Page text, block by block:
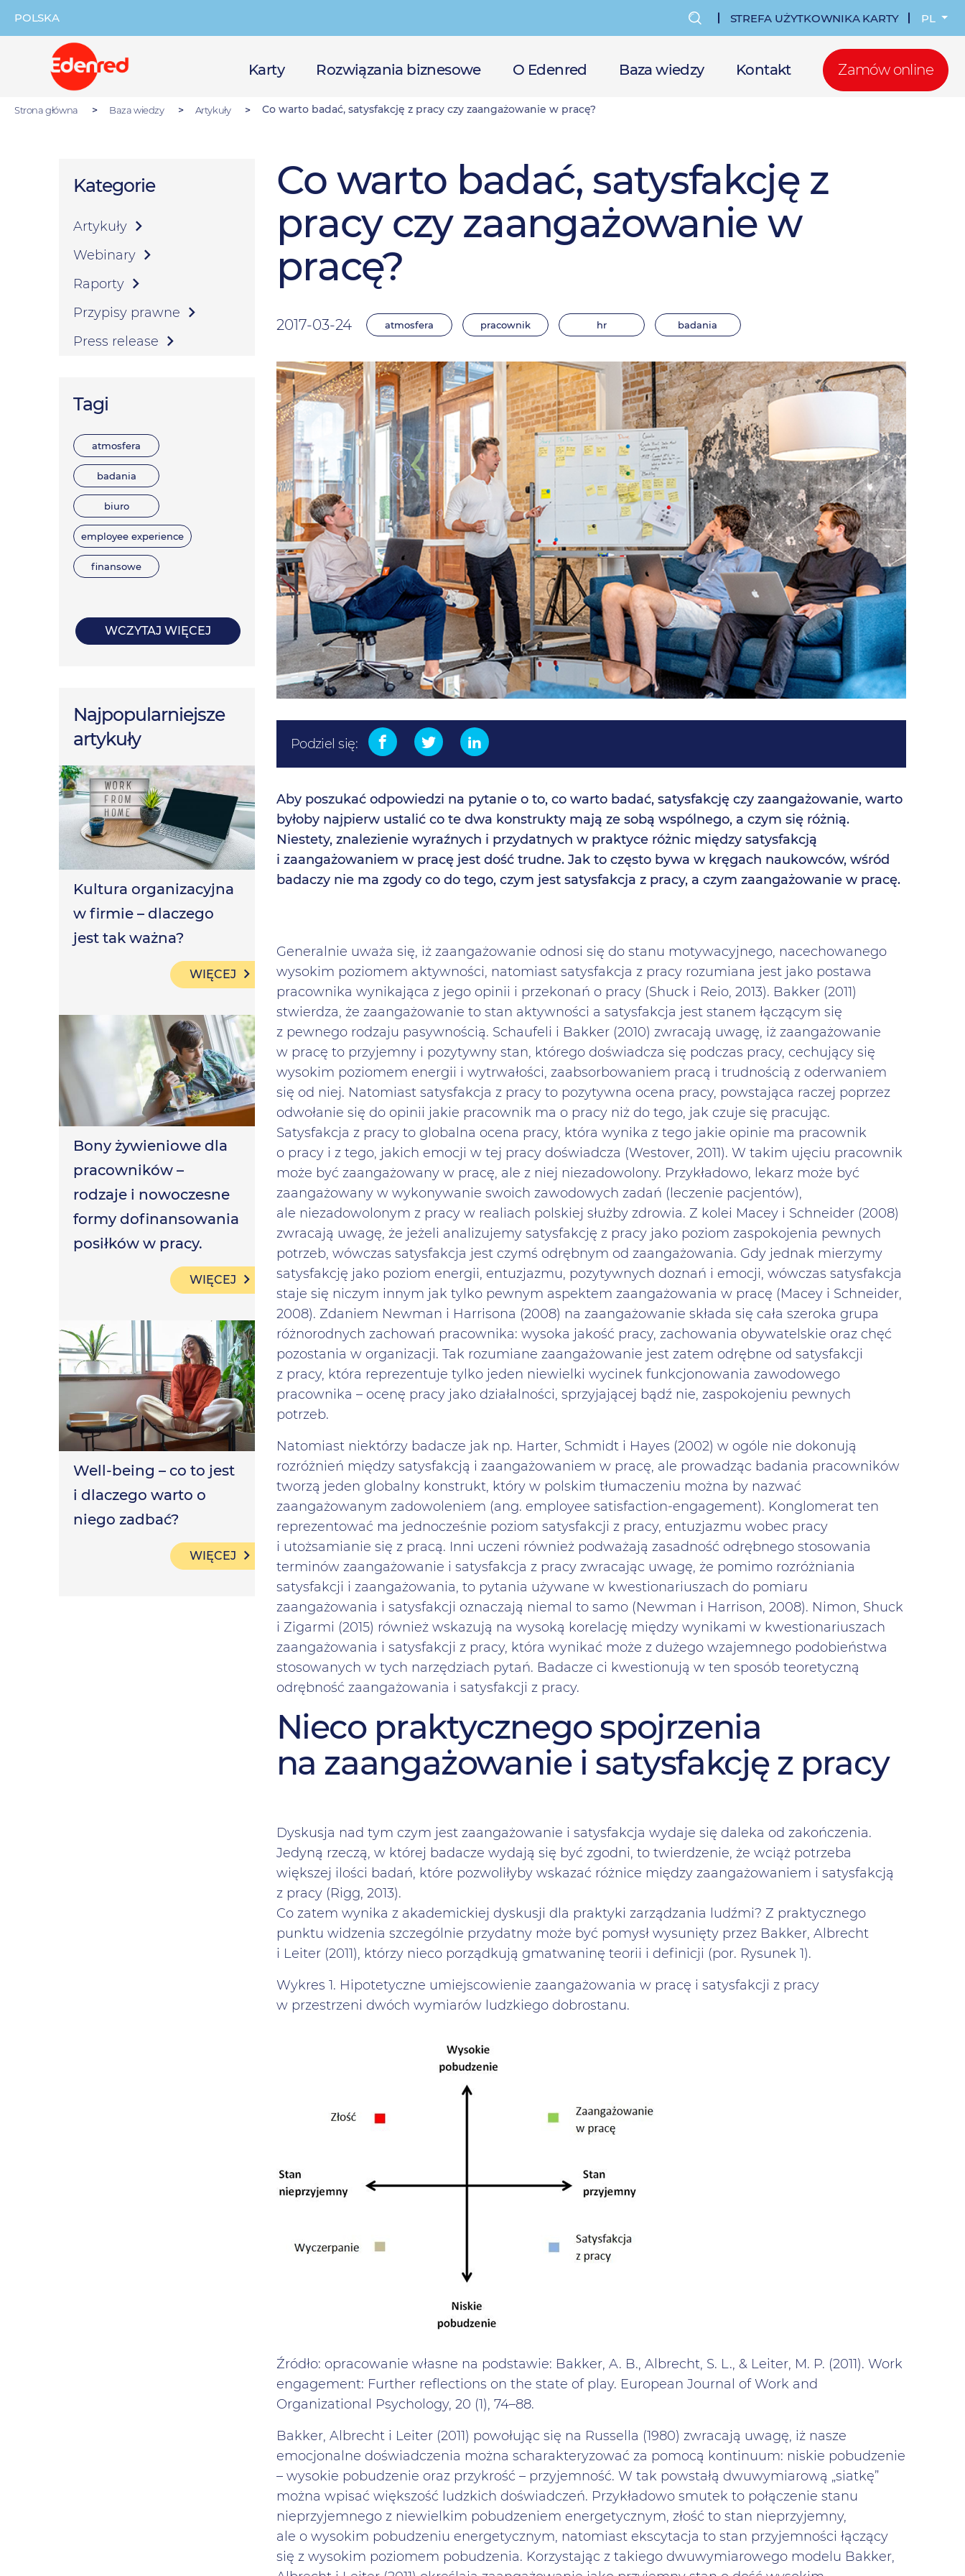
POLSKA
MENU
KONTA
STREFA UŻYTKOWNIKA KARTY PL
nawigacja
Karty Rozwiązania biznesowe O Edenred Baza wiedzy Kontakt Zamów online
Strona główna Baza wiedzy Artykuły Co warto badać, satysfakcję z pracy czy zaangażowanie w pracę?
Kategorie
Artykuły
Webinary
Raporty
Przypisy prawne
Press release
Tagi
atmosfera
badania
biuro
employee experience
finansowe
WCZYTAJ WIĘCEJ
Najpopularniejsze
artykuły
Kultura organizacyjna
w firmie – dlaczego
jest tak ważna?
WIĘCEJ
Bony żywieniowe dla
pracowników –
rodzaje i nowoczesne
formy dofinansowania
posiłków w pracy.
WIĘCEJ
Well-being – co to jest
i dlaczego warto o
niego zadbać?
WIĘCEJ
Co warto badać, satysfakcję z
pracy czy zaangażowanie w
pracę?
2017-03-24 atmosfera pracownik hr badania
Podziel się:
Aby poszukać odpowiedzi na pytanie o to, co warto badać, satysfakcję czy zaangażowanie, warto
byłoby najpierw ustalić co te dwa konstrukty mają ze sobą wspólnego, a czym się różnią.
Niestety, znalezienie wyraźnych i przydatnych w praktyce różnic między satysfakcją
i zaangażowaniem w pracę jest dość trudne. Jak to często bywa w kręgach naukowców, wśród
badaczy nie ma zgody co do tego, czym jest satysfakcja z pracy, a czym zaangażowanie w pracę.
Generalnie uważa się, iż zaangażowanie odnosi się do stanu motywacyjnego, nacechowanego
wysokim poziomem aktywności, natomiast satysfakcja z pracy rozumiana jest jako postawa
pracownika wynikająca z jego opinii i przekonań o pracy (Shuck i Reio, 2013). Bakker (2011)
stwierdza, że zaangażowanie to stan aktywności a satysfakcja jest stanem łączącym się
z pewnego rodzaju pasywnością. Schaufeli i Bakker (2010) zwracają uwagę, iż zaangażowanie
w pracę to przyjemny i pozytywny stan, którego doświadcza się podczas pracy, cechujący się
wysokim poziomem energii i wytrwałości, zaabsorbowaniem pracą i trudnością z oderwaniem
się od niej. Natomiast satysfakcja z pracy to pozytywna ocena pracy, powstająca raczej poprzez
odwołanie się do opinii jakie pracownik ma o pracy niż do tego, jak czuje się pracując.
Satysfakcja z pracy to globalna ocena pracy, która wynika z tego jakie opinie ma pracownik
o pracy i z tego, jakich emocji w tej pracy doświadcza (Westover, 2011). W takim ujęciu pracownik
może być zaangażowany w pracę, ale z niej niezadowolony. Przykładowo, lekarz może być
zaangażowany w wykonywanie swoich zawodowych zadań (leczenie pacjentów),
ale niezadowolonym z pracy w realiach polskiej służby zdrowia. Z kolei Macey i Schneider (2008)
zwracają uwagę, że jeżeli analizujemy satysfakcję z pracy jako poziom zaspokojenia pewnych
potrzeb, wówczas satysfakcja jest czymś odrębnym od zaangażowania. Gdy jednak mierzymy
satysfakcję jako poziom energii, entuzjazmu, pozytywnych doznań i emocji, wówczas satysfakcja
staje się niczym innym jak tylko pewnym aspektem zaangażowania w pracę (Macey i Schneider,
2008). Zdaniem Newman i Harrisona (2008) na zaangażowanie składa się cała szeroka grupa
różnorodnych zachowań pracownika: wysoka jakość pracy, zachowania obywatelskie oraz chęć
pozostania w organizacji. Tak rozumiane zaangażowanie jest zatem odrębne od satysfakcji
z pracy, która reprezentuje tylko jeden niewielki wycinek funkcjonowania zawodowego
pracownika – ocenę pracy jako działalności, sprzyjającej bądź nie, zaspokojeniu pewnych
potrzeb.
Natomiast niektórzy badacze jak np. Harter, Schmidt i Hayes (2002) w ogóle nie dokonują
rozróżnień między satysfakcją i zaangażowaniem w pracę, ale prowadząc badania pracowników
tworzą jeden globalny konstrukt, który w polskim tłumaczeniu można by nazwać
zaangażowanym zadowoleniem (ang. employee satisfaction-engagement). Konglomerat ten
reprezentować ma jednocześnie poziom satysfakcji z pracy, entuzjazmu wobec pracy
i utożsamianie się z pracą. Inni uczeni również podważają zasadność odrębnego stosowania
terminów zaangażowanie i satysfakcja z pracy zwracając uwagę, że pomimo rozróżniania
satysfakcji i zaangażowania, to pytania używane w kwestionariuszach do pomiaru
zaangażowania i satysfakcji oznaczają niemal to samo (Newman i Harrison, 2008). Nimon, Shuck
i Zigarmi (2015) również wskazują na wysoką korelację między wynikami w kwestionariuszach
zaangażowania i satysfakcji z pracy, która wynikać może z dużego wzajemnego podobieństwa
stosowanych w tych narzędziach pytań. Badacze ci kwestionują w ten sposób teoretyczną
odrębność zaangażowania i satysfakcji z pracy.
Nieco praktycznego spojrzenia
na zaangażowanie i satysfakcję z pracy
Dyskusja nad tym czym jest zaangażowanie i satysfakcja wydaje się daleka od zakończenia.
Jedyną rzeczą, w której badacze wydają się być zgodni, to twierdzenie, że wciąż potrzeba
większej ilości badań, które pozwoliłyby wskazać różnice między zaangażowaniem i satysfakcją
z pracy (Rigg, 2013).
Co zatem wynika z akademickiej dyskusji dla praktyki zarządzania ludźmi? Z praktycznego
punktu widzenia szczególnie przydatny może być pomysł wysunięty przez Bakker, Albrecht
i Leiter (2011), którzy nieco porządkują gmatwaninę teorii i definicji (por. Rysunek 1).
Wykres 1. Hipotetyczne umiejscowienie zaangażowania w pracę i satysfakcji z pracy
w przestrzeni dwóch wymiarów ludzkiego dobrostanu.
Źródło: opracowanie własne na podstawie: Bakker, A. B., Albrecht, S. L., & Leiter, M. P. (2011). Work
engagement: Further reflections on the state of play. European Journal of Work and
Organizational Psychology, 20 (1), 74–88.
Bakker, Albrecht i Leiter (2011) powołując się na Russella (1980) zwracają uwagę, iż nasze
emocjonalne doświadczenia można scharakteryzować za pomocą kontinuum: niskie pobudzenie
– wysokie pobudzenie oraz przykrość – przyjemność. W tak powstałą dwuwymiarową „siatkę”
można wpisać większość ludzkich doświadczeń. Przykładowo smutek to połączenie stanu
nieprzyjemnego z niewielkim pobudzeniem energetycznym, złość to stan nieprzyjemny,
ale o wysokim pobudzeniu energetycznym, natomiast ekscytacja to stan przyjemności łączący
się z wysokim poziomem pobudzenia. Korzystając z takiego dwuwymiarowego modelu Bakker,